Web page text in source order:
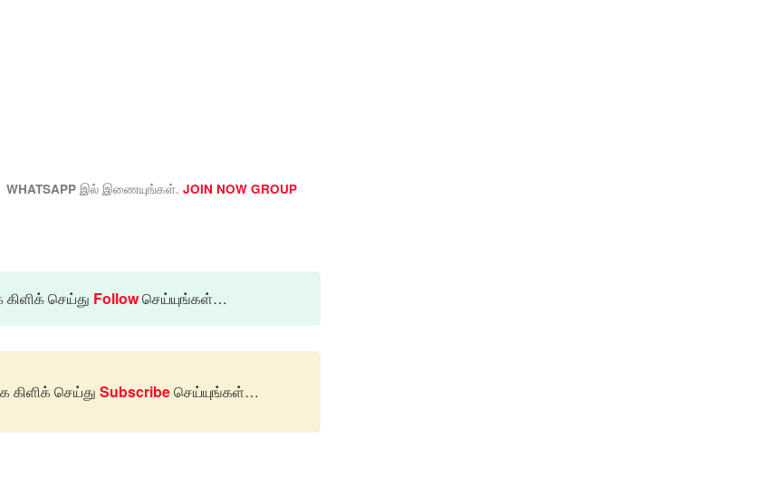
WHATSAPP இல் இணையுங்கள். JOIN NOW GROUP
செய்து Followசெய்யுங்கள்…
செய்து Subscribeசெய்யுங்கள்…